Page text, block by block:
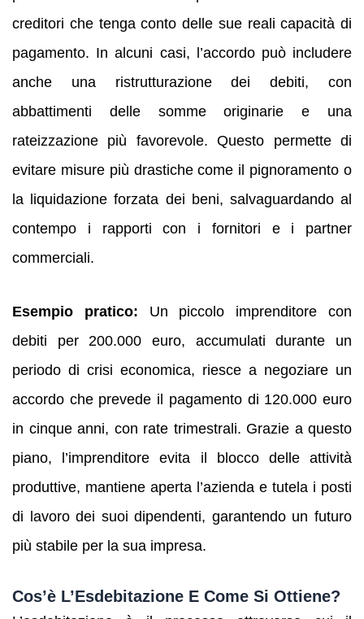
creditori che tenga conto delle sue reali capacità di
pagamento. In alcuni casi, l’accordo può includere
anche una ristrutturazione dei debiti, con
abbattimenti delle somme originarie e una
rateizzazione più favorevole. Questo permette di
evitare misure più drastiche come il pignoramento o
la liquidazione forzata dei beni, salvaguardando al
contempo i rapporti con i fornitori e i partner
commerciali.
Esempio pratico: Un piccolo imprenditore con
debiti per 200.000 euro, accumulati durante un
periodo di crisi economica, riesce a negoziare un
accordo che prevede il pagamento di 120.000 euro
in cinque anni, con rate trimestrali. Grazie a questo
piano, l’imprenditore evita il blocco delle attività
produttive, mantiene aperta l’azienda e tutela i posti
di lavoro dei suoi dipendenti, garantendo un futuro
più stabile per la sua impresa.
Cos’è L’Esdebitazione E Come Si Ottiene?